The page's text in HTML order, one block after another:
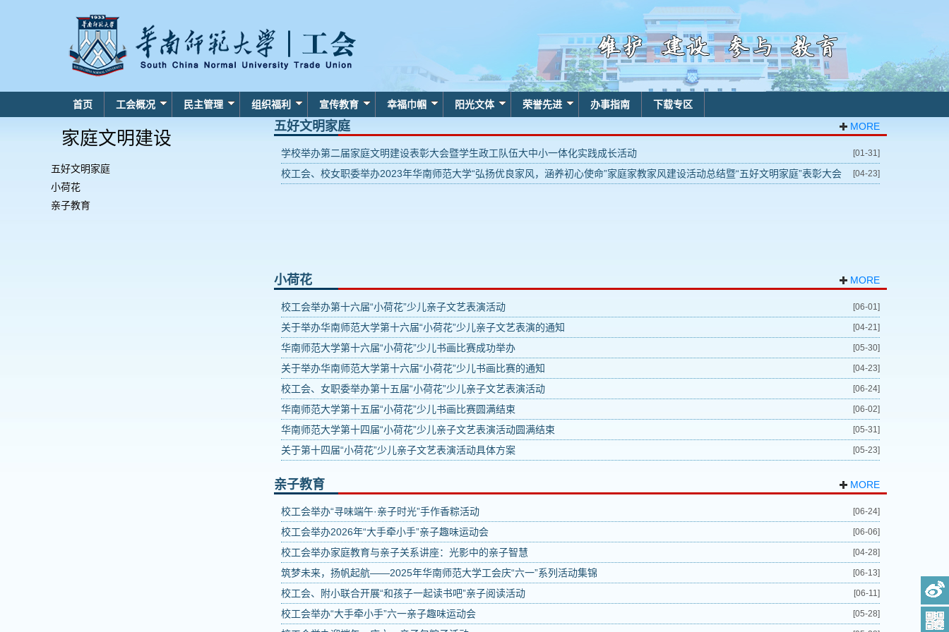
首页 工会概况 民主管理 组织福利 宣传教育 幸福巾帼 阳光文体 荣誉先进 办事指南 下载专区
家庭文明建设
五好文明家庭
小荷花
亲子教育
五好文明家庭 MORE
[01-31]
学校举办第二届家庭文明建设表彰大会暨学生政工队伍大中小一体化实践成长活动
[04-23]
校工会、校女职委举办2023年华南师范大学“弘扬优良家风，涵养初心使命”家庭家教家风建设活动总结暨“五好文明家庭”表彰大会
小荷花 MORE
[06-01]
校工会举办第十六届“小荷花”少儿亲子文艺表演活动
[04-21]
关于举办华南师范大学第十六届“小荷花”少儿亲子文艺表演的通知
[05-30]
华南师范大学第十六届“小荷花”少儿书画比赛成功举办
[04-23]
关于举办华南师范大学第十六届“小荷花”少儿书画比赛的通知
[06-24]
校工会、女职委举办第十五届“小荷花”少儿亲子文艺表演活动
[06-02]
华南师范大学第十五届“小荷花”少儿书画比赛圆满结束
[05-31]
华南师范大学第十四届“小荷花”少儿亲子文艺表演活动圆满结束
[05-23]
关于第十四届“小荷花”少儿亲子文艺表演活动具体方案
亲子教育 MORE
[06-24]
校工会举办“寻味端午·亲子时光”手作香粽活动
[06-06]
校工会举办2026年“大手牵小手”亲子趣味运动会
[04-28]
校工会举办家庭教育与亲子关系讲座：光影中的亲子智慧
[06-13]
筑梦未来，扬帆起航——2025年华南师范大学工会庆“六一”系列活动集锦
[06-11]
校工会、附小联合开展“和孩子一起读书吧”亲子阅读活动
[05-28]
校工会举办“大手牵小手”六一亲子趣味运动会